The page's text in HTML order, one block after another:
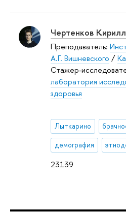
23139
Чертенков
Преподаватель:
А.Г. Вишневского /
Стажер-
лаборатория
здоровья
Лыткарино
демография